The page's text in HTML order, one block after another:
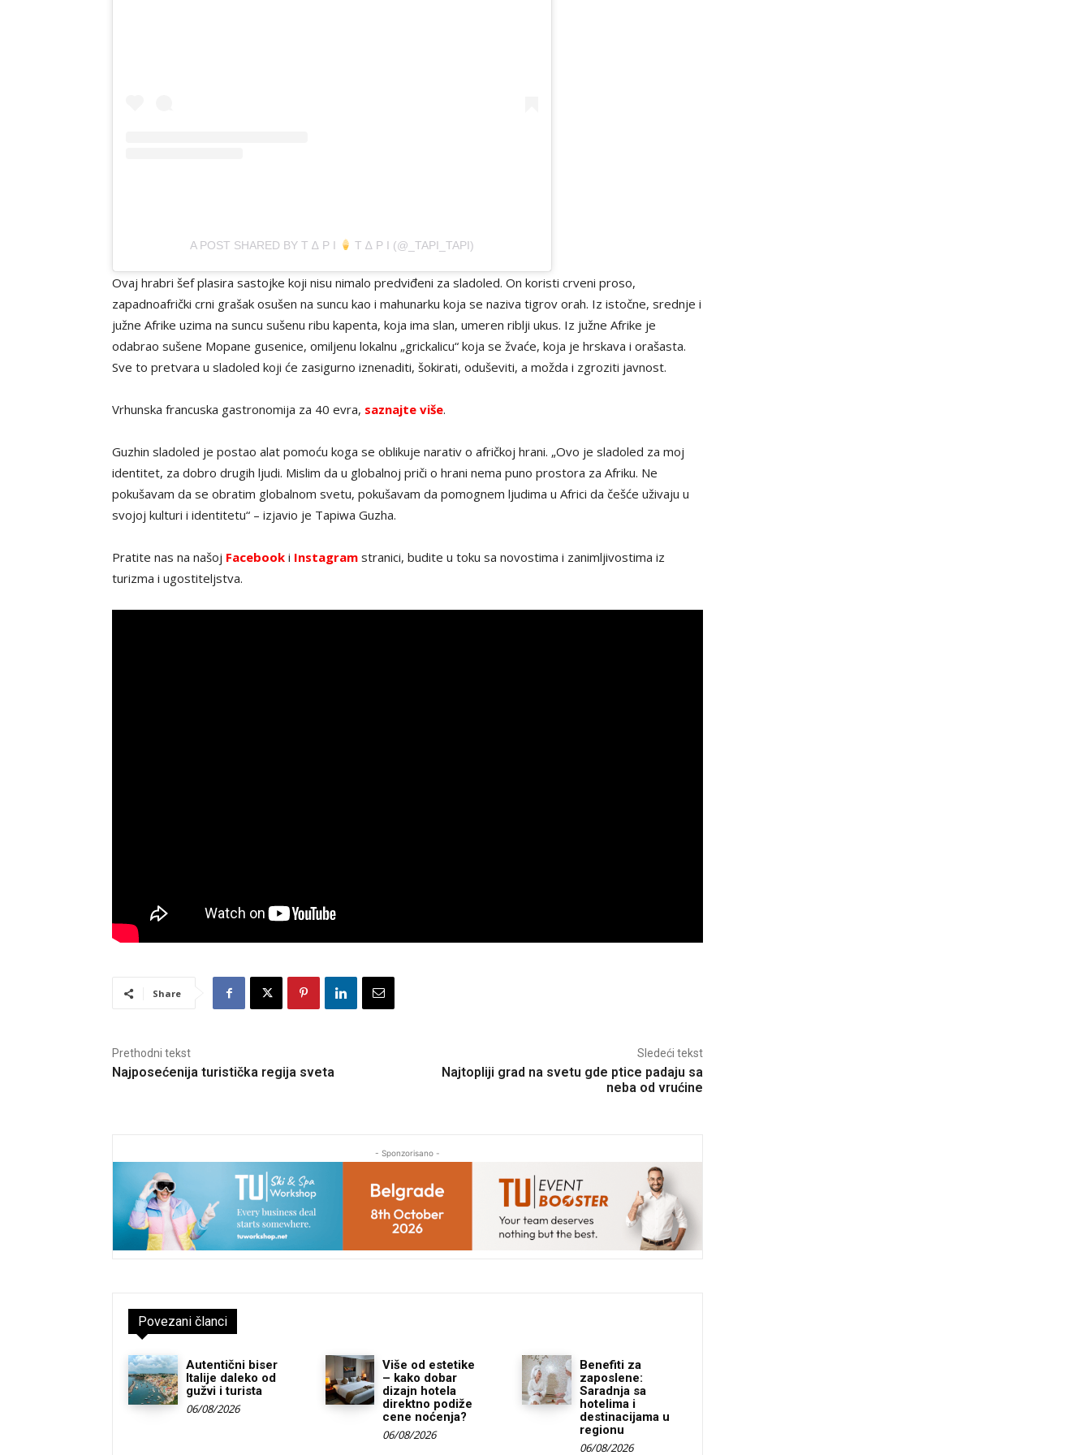
A POST SHARED BY T ∆ P I T ∆ P I (@_TAPI_TAPI)
Ovaj hrabri šef plasira sastojke koji nisu nimalo predviđeni za sladoled. On koristi crveni proso,
zapadnoafrički crni grašak osušen na suncu kao i mahunarku koja se naziva tigrov orah. Iz istočne, srednje i
južne Afrike uzima na suncu sušenu ribu kapenta, koja ima slan, umeren riblji ukus. Iz južne Afrike je
odabrao sušene Mopane gusenice, omiljenu lokalnu „grickalicu“ koja se žvaće, koja je hrskava i orašasta.
Sve to pretvara u sladoled koji će zasigurno iznenaditi, šokirati, oduševiti, a možda i zgroziti javnost.
Vrhunska francuska gastronomija za 40 evra, saznajte više.
Guzhin sladoled je postao alat pomoću koga se oblikuje narativ o afričkoj hrani. „Ovo je sladoled za moj
identitet, za dobro drugih ljudi. Mislim da u globalnoj priči o hrani nema puno prostora za Afriku. Ne
pokušavam da se obratim globalnom svetu, pokušavam da pomognem ljudima u Africi da češće uživaju u
svojoj kulturi i identitetu“ – izjavio je Tapiwa Guzha.
Pratite nas na našoj Facebook i Instagram stranici, budite u toku sa novostima i zanimljivostima iz
turizma i ugostiteljstva.
Share
Prethodni tekst
Najposećenija turistička regija sveta
Sledeći tekst
Najtopliji grad na svetu gde ptice padaju sa
neba od vrućine
- Sponzorisano -
Povezani članci
Autentični biser
Italije daleko od
gužvi i turista
06/08/2026
Više od estetike
– kako dobar
dizajn hotela
direktno podiže
cene noćenja?
06/08/2026
Benefiti za
zaposlene:
Saradnja sa
hotelima i
destinacijama u
regionu
06/08/2026